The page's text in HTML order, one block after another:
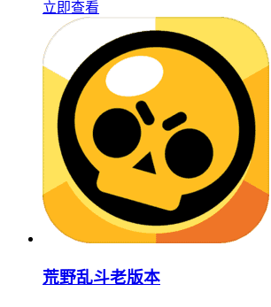
立即查看
荒野乱斗老版本